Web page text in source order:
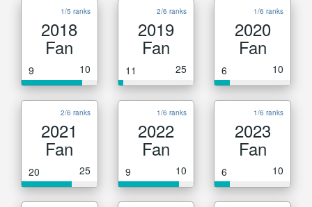
1/5 ranks
2018
Fan
9 10
2/6 ranks
2019
Fan
11 25
1/6 ranks
2020
Fan
6 10
2/6 ranks
2021
Fan
20 25
1/6 ranks
2022
Fan
9 10
1/6 ranks
2023
Fan
6 10